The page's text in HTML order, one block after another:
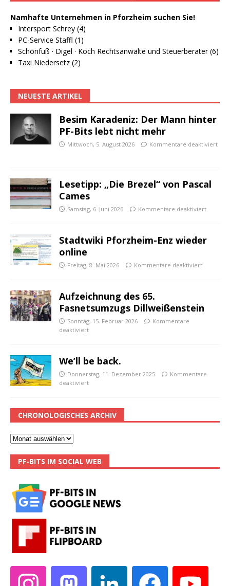
Namhafte Unternehmen in Pforzheim suchen Sie!
Intersport Schrey (4)
PC-Service Staffl (1)
Schönfuß · Digel · Koch Rechtsanwälte und Steuerberater (6)
Taxi Niedersetz (2)
NEUESTE ARTIKEL
Besim Karadeniz: Der Mann hinter
PF-Bits lebt nicht mehr
Mittwoch, 5. August 2026 Kommentare deaktiviert
Lesetipp: „Die Brezel“ von Pascal
Cames
Samstag, 6. Juni 2026 Kommentare deaktiviert
Stadtwiki Pforzheim-Enz wieder
online
Freitag, 8. Mai 2026 Kommentare deaktiviert
Aufzeichnung des 65.
Fasnetsumzugs Dillweißenstein
Sonntag, 15. Februar 2026
Kommentare
deaktiviert
We’ll be back.
Donnerstag, 11. Dezember 2025
Kommentare
deaktiviert
CHRONOLOGISCHES ARCHIV
PF-BITS IM SOCIAL WEB